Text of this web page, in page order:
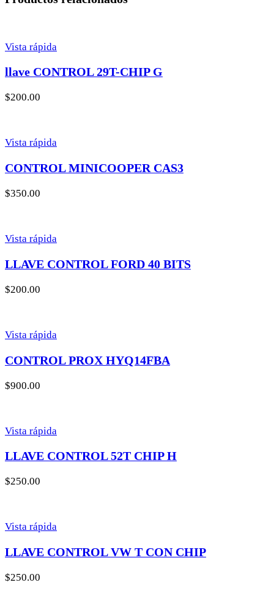
Vista rápida
llave CONTROL 29T-CHIP G
$200.00
Vista rápida
CONTROL MINICOOPER CAS3
$350.00
Vista rápida
LLAVE CONTROL FORD 40 BITS
$200.00
Vista rápida
CONTROL PROX HYQ14FBA
$900.00
Vista rápida
LLAVE CONTROL 52T CHIP H
$250.00
Vista rápida
LLAVE CONTROL VW T CON CHIP
$250.00